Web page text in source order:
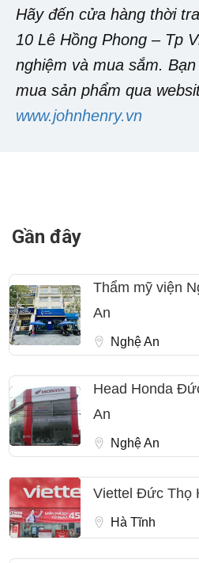
Hãy đến cửa hàng thời
10 Lê Hồng Phong – Tp
nghiệm và mua sắm.
mua sản phẩm qua
www.johnhenry.vn
Gần đây
Thẩm mỹ viện
An
Nghệ An
Head Honda
An
Nghệ An
Viettel Đức Thọ
Hà Tĩnh